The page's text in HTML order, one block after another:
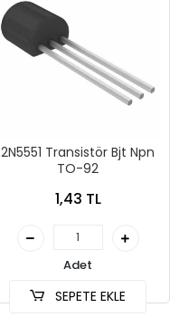
2N5551 Transistör Bjt Npn
TO-92
1,43 TL
Adet
SEPETE EKLE